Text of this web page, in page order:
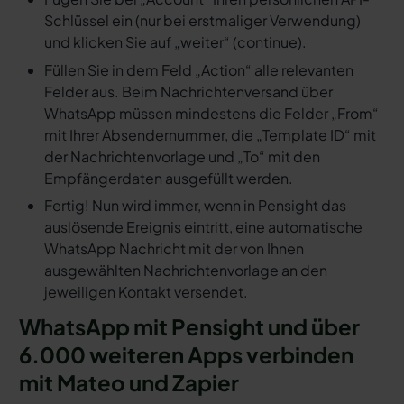
Schlüssel ein (nur bei erstmaliger Verwendung)
und klicken Sie auf „weiter“ (continue).
Füllen Sie in dem Feld „Action“ alle relevanten
Felder aus. Beim Nachrichtenversand über
WhatsApp müssen mindestens die Felder „From“
mit Ihrer Absendernummer, die „Template ID“ mit
der Nachrichtenvorlage und „To“ mit den
Empfängerdaten ausgefüllt werden.
Fertig! Nun wird immer, wenn in Pensight das
auslösende Ereignis eintritt, eine automatische
WhatsApp Nachricht mit der von Ihnen
ausgewählten Nachrichtenvorlage an den
jeweiligen Kontakt versendet.
WhatsApp mit Pensight und über
6.000 weiteren Apps verbinden
mit Mateo und Zapier